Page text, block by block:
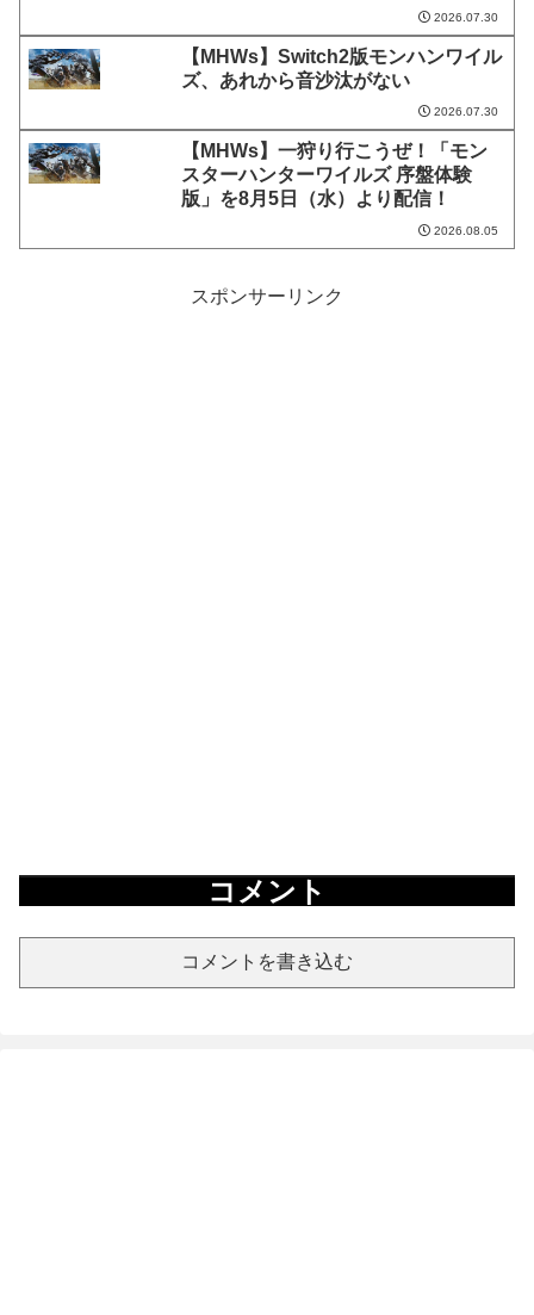
2026.07.30
【MHWs】Switch2版モンハンワイル
ズ、あれから音沙汰がない
2026.07.30
【MHWs】一狩り行こうぜ！「モン
スターハンターワイルズ 序盤体験
版」を8月5日（水）より配信！
2026.08.05
スポンサーリンク
コメント
コメントを書き込む